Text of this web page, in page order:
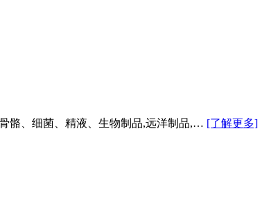
骼、细菌、精液、生物制品,远洋制品,… [了解更多]